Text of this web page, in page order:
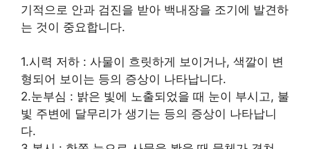
기적으로 안과 검진을 받아 백내장을 조기에 발견하
는 것이 중요합니다.
1.시력 저하 : 사물이 흐릿하게 보이거나, 색깔이 변
형되어 보이는 등의 증상이 나타납니다.
2.눈부심 : 밝은 빛에 노출되었을 때 눈이 부시고, 불
빛 주변에 달무리가 생기는 등의 증상이 나타납니
다.